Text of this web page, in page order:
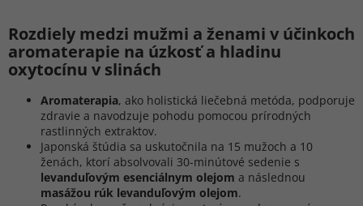
Rozdiely medzi mužmi a ženami v účinkoch
aromaterapie na úzkosť a hladinu
oxytocínu v slinách
Aromaterapia, ako holistická liečebná metóda, podporuje
zdravie a navodzuje pohodu pomocou prírodných
rastlinných extraktov.
Japonská štúdia sa uskutočnila na 15 mužoch a 10
ženách, ktorí absolvovali 30-minútové sedenie s
levanduľovým esenciálnym olejom a následnou
masážou rúk levanduľovým olejom.